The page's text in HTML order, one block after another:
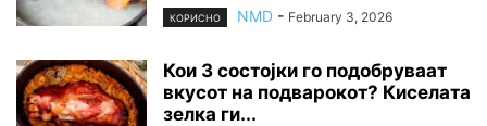
КОРИСНО NMD - February 3, 2026
Кои 3 состојки го подобруваат
вкусот на подварокот? Киселата
зелка ги...